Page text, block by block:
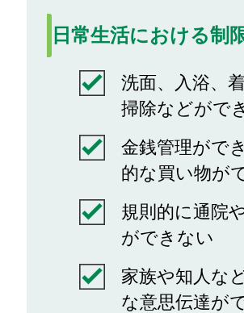
日常生活における制
洗面、入浴、着
掃除などがで
金銭管理がで
的な買い物が
規則的に通院
ができない
家族や知人な
な意思伝達が